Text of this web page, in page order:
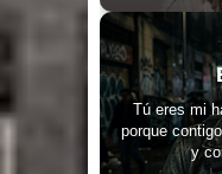
Tú eres mi
porque
y